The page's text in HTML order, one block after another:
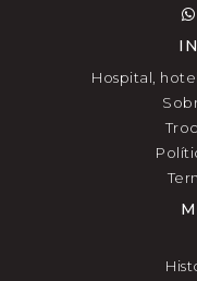
Hospital,